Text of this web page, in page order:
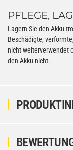
PFLEGE,
Lagern Sie den Akku
Beschädigte,
nicht weiterverwendet
den Akku nicht.